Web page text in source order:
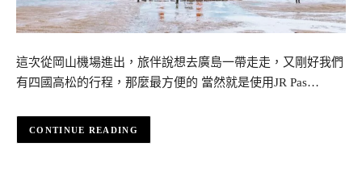
這次從岡山機場進出，旅伴說想去廣島一帶走走，又剛好我們
有四國高松的行程，那麼最方便的 當然就是使用JR Pas…
CONTINUE READING